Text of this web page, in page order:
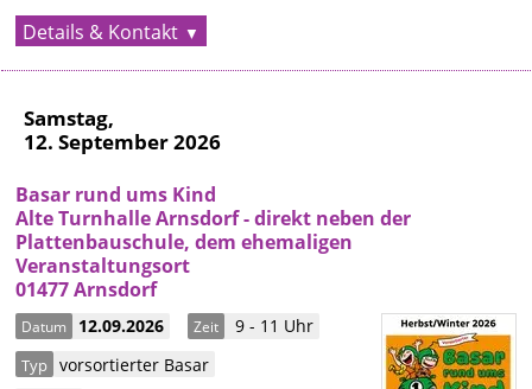
Details & Kontakt
Samstag,
12. September 2026
Basar rund ums Kind
Alte Turnhalle Arnsdorf - direkt neben der
Plattenbauschule, dem ehemaligen
Veranstaltungsort
01477 Arnsdorf
Datum 12.09.2026 Zeit 9 - 11 Uhr
Typ vorsortierter Basar